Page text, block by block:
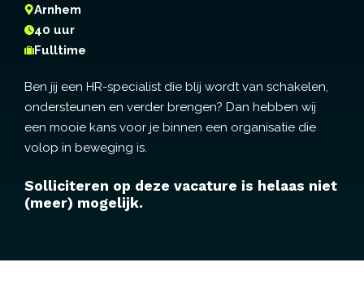
Arnhem
40 uur
Fulltime
Ben jij een HR-specialist die blij wordt van schakelen,
ondersteunen en verder brengen? Dan hebben wij
een mooie kans voor je binnen een organisatie die
volop in beweging is.
Solliciteren op deze vacature is helaas niet
(meer) mogelijk.